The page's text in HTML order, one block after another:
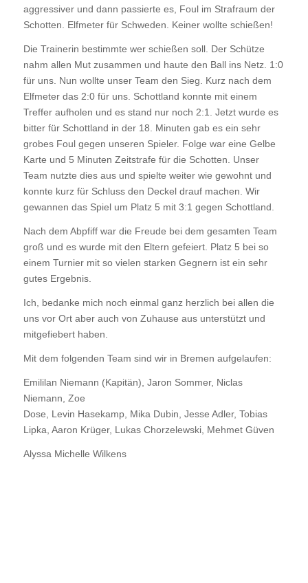
aggressiver und dann passierte es, Foul im Strafraum der
Schotten. Elfmeter für Schweden. Keiner wollte schießen!
Die Trainerin bestimmte wer schießen soll. Der Schütze
nahm allen Mut zusammen und haute den Ball ins Netz. 1:0
für uns. Nun wollte unser Team den Sieg. Kurz nach dem
Elfmeter das 2:0 für uns. Schottland konnte mit einem
Treffer aufholen und es stand nur noch 2:1. Jetzt wurde es
bitter für Schottland in der 18. Minuten gab es ein sehr
grobes Foul gegen unseren Spieler. Folge war eine Gelbe
Karte und 5 Minuten Zeitstrafe für die Schotten. Unser
Team nutzte dies aus und spielte weiter wie gewohnt und
konnte kurz für Schluss den Deckel drauf machen. Wir
gewannen das Spiel um Platz 5 mit 3:1 gegen Schottland.
Nach dem Abpfiff war die Freude bei dem gesamten Team
groß und es wurde mit den Eltern gefeiert. Platz 5 bei so
einem Turnier mit so vielen starken Gegnern ist ein sehr
gutes Ergebnis.
Ich, bedanke mich noch einmal ganz herzlich bei allen die
uns vor Ort aber auch von Zuhause aus unterstützt und
mitgefiebert haben.
Mit dem folgenden Team sind wir in Bremen aufgelaufen:
Emililan Niemann (Kapitän), Jaron Sommer, Niclas
Niemann, Zoe
Dose, Levin Hasekamp, Mika Dubin, Jesse Adler, Tobias
Lipka, Aaron Krüger, Lukas Chorzelewski, Mehmet Güven
Alyssa Michelle Wilkens